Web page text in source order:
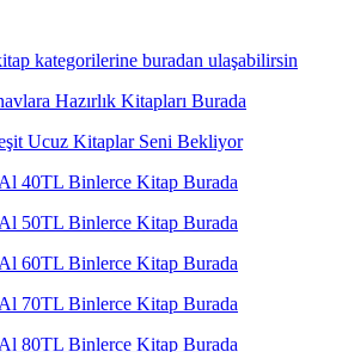
kategorilerine buradan ulaşabilirsin
Hazırlık Kitapları Burada
Ucuz Kitaplar Seni Bekliyor
40TL Binlerce Kitap Burada
50TL Binlerce Kitap Burada
60TL Binlerce Kitap Burada
70TL Binlerce Kitap Burada
80TL Binlerce Kitap Burada